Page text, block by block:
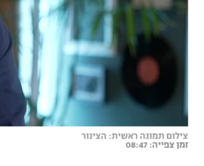
צילום תמונה ראשית: הצינור
זמן צפייה: 08:47